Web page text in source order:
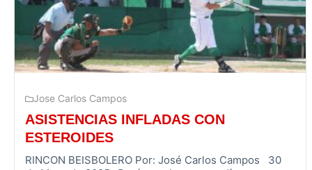
Jose Carlos Campos
ASISTENCIAS INFLADAS CON
ESTEROIDES
RINCON BEISBOLERO Por: José Carlos Campos 30